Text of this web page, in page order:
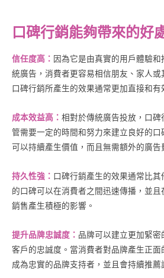
口碑行銷能夠帶來的好
信任度高： 因為它是由真實的用戶體驗
統廣告，消費者更容易相信朋友、家人
口碑行銷所產生的效果通常更加直接和有
成本效益高： 相對於傳統廣告投放，口
管需要一定的時間和努力來建立良好的
可以持續產生價值，而且無需額外的廣告
持久性強： 口碑行銷產生的效果通常比
的口碑可以在消費者之間迅速傳播，並且
銷售產生積極的影響。
提升品牌忠誠度： 品牌可以建立更加緊
客戶的忠誠度。當消費者對品牌產生正
成為忠實的品牌支持者，並且會持續推薦